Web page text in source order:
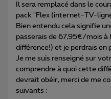
Il sera remplacé dans le
pack "Flex (internet-TV-
Bien entendu cela signifie
passerais de 67,95€/mois
différence!) et je perdrais en
Je me suis renseigné sur
comprendre à quoi cette
devrait obéir, merci de me
suivants :